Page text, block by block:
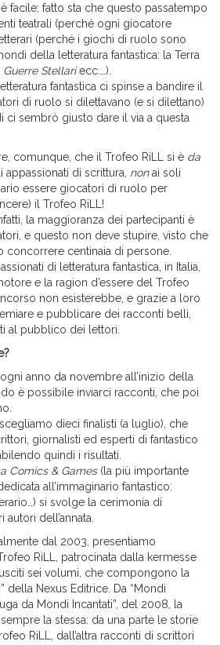
facile; fatto sta che questo passatempo
teatrali (perché ogni giocatore
(perché i giochi di ruolo sono
della letteratura fantastica: la Terra
Guerre Stellariecc.…).
fantastica ci spinse a bandire il
di ruolo si dilettavano (e si dilettano)
ci sembrò giusto dare il via a questa
comunque, che il Trofeo RiLL si è da
di scrittura, nonai soli
essere giocatori di ruolo per
il Trofeo RiLL!
la maggioranza dei partecipanti è
e questo non deve stupire, visto che
concorrere centinaia di persone.
di letteratura fantastica, in Italia,
e la ragion d’essere del Trofeo
non esisterebbe, e grazie a loro
e pubblicare dei racconti belli,
al pubblico dei lettori.
anno da novembre all’inizio della
è possibile inviarci racconti, che poi
dieci finalisti (a luglio), che
giornalisti ed esperti di fantastico
quindi i risultati.
Comics & Games(la più importante
all’immaginario fantastico:
si svolge la cerimonia di
dell’annata.
dal 2003, presentiamo
RiLL, patrocinata dalla kermesse
sei volumi, che compongono la
della Nexus Editrice. Da “Mondi
da Mondi Incantati”, del 2008, la
la stessa: da una parte le storie
RiLL, dall’altra racconti di scrittori